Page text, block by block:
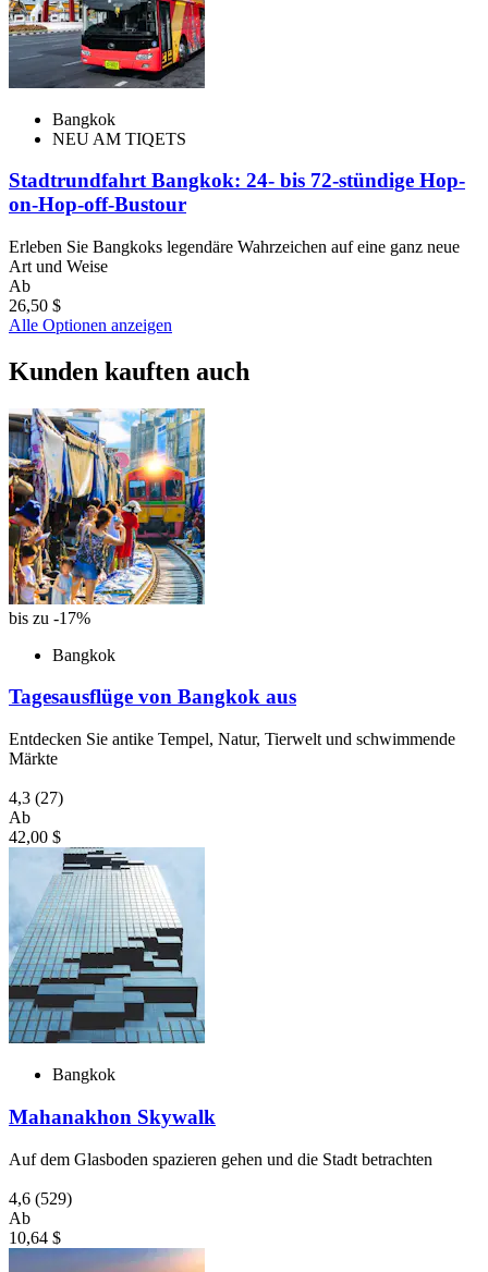
Bangkok
NEU AM TIQETS
Stadtrundfahrt Bangkok: 24- bis 72-stündige Hop-
on-Hop-off-Bustour
Erleben Sie Bangkoks legendäre Wahrzeichen auf eine ganz neue
Art und Weise
Ab
26,50 $
Alle Optionen anzeigen
Kunden kauften auch
bis zu -17%
Bangkok
Tagesausflüge von Bangkok aus
Entdecken Sie antike Tempel, Natur, Tierwelt und schwimmende
Märkte
4,3 (27)
Ab
42,00 $
Bangkok
Mahanakhon Skywalk
Auf dem Glasboden spazieren gehen und die Stadt betrachten
4,6 (529)
Ab
10,64 $